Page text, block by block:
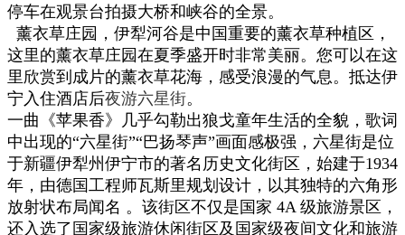
停车在观景台拍摄大桥和峡谷的全景。
薰衣草庄园， 伊犁河谷是中国重要的薰衣草种植区，
这里的薰衣草庄园在夏季盛开时非常美丽。您可以在这
里欣赏到成片的薰衣草花海，感受浪漫的气息。 抵达伊
宁 入住酒店后夜游六星街。
一曲 《苹果香》几乎勾勒出狼戈童年生活的全貌，歌词
中出现的“六星街”“巴扬琴声”画面感极强，六星街是位
于新疆伊犁州伊宁市‌的著名历史文化街区，始建于‌1934
年‌，由德国工程师瓦斯里规划设计，以其独特的‌六角形
放射状布局‌闻名 。该街区不仅是‌国家 4A 级旅游景区‌，
还入选了‌国家级旅游休闲街区‌及‌国家级夜间文化和旅游